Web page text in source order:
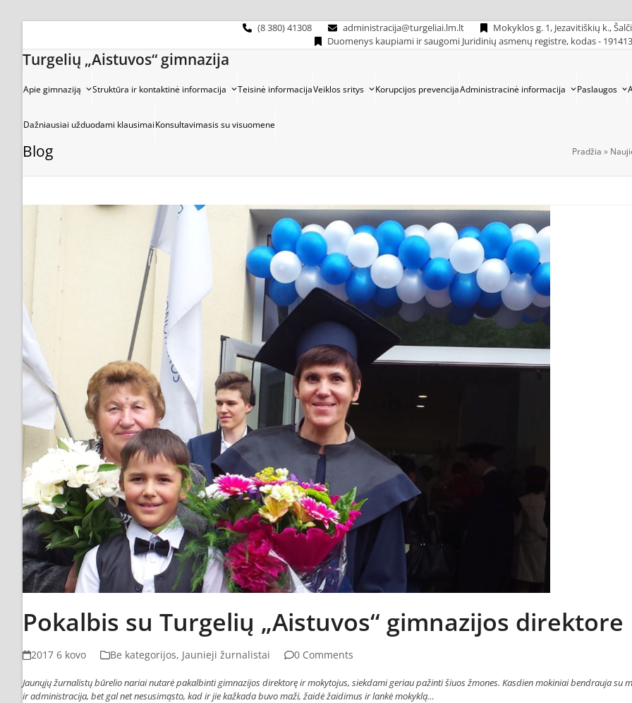
(8 380) 41308 administracija@turgeliai.lm.lt
Mokyklos g. 1, Jezavitiškių k.,
Duomenys kaupiami ir saugomi Juridinių asmenų registre, kodas -
Turgelių „Aistuvos“ gimnazija
Apie gimnaziją Struktūra ir kontaktinė informacija Teisinė informacijaVeiklos sritys Korupcijos prevencijaAdministracinė informacija Paslaugos
Dažniausiai užduodami klausimaiKonsultavimasis su visuomene
Blog Pradžia »
Pokalbis su Turgelių „Aistuvos“ gimnazijos direktore
2017 6 kovo Be kategorijos, Jaunieji žurnalistai 0 Comments
Jaunųjų žurnalistų būrelio nariai nutarė pakalbinti gimnazijos direktorę ir mokytojus, siekdami geriau pažinti šiuos žmones. Kasdien mokiniai bendrauja su
ir administracija, bet gal net nesusimąsto, kad ir jie kažkada buvo maži, žaidė žaidimus ir lankė mokyklą…